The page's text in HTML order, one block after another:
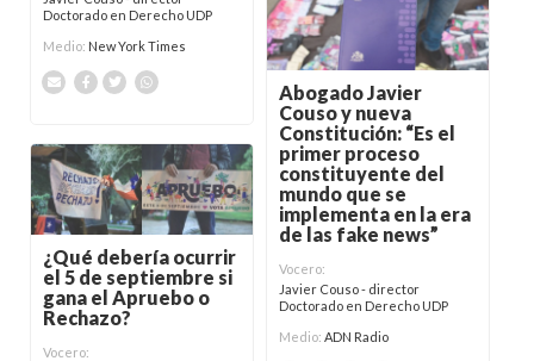
Doctorado en Derecho UDP
Medio: New York Times
Abogado Javier
Couso y nueva
Constitución: “Es el
primer proceso
constituyente del
mundo que se
implementa en la era
de las fake news”
Vocero:
Javier Couso - director
Doctorado en Derecho UDP
Medio:ADN Radio
¿Qué debería ocurrir
el 5 de septiembre si
gana el Apruebo o
Rechazo?
Vocero: